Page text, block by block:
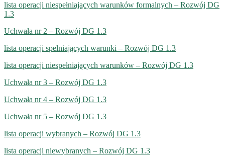
lista operacji niespełniających warunków formalnych – Rozwój DG
1.3
Uchwała nr 2 – Rozwój DG 1.3
lista operacji spełniających warunki – Rozwój DG 1.3
lista operacji niespełniających warunków – Rozwój DG 1.3
Uchwała nr 3 – Rozwój DG 1.3
Uchwała nr 4 – Rozwój DG 1.3
Uchwała nr 5 – Rozwój DG 1.3
lista operacji wybranych – Rozwój DG 1.3
lista operacji niewybranych – Rozwój DG 1.3